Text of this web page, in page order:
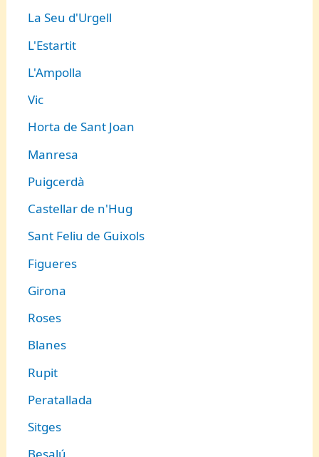
La Seu d'Urgell
L'Estartit
L'Ampolla
Vic
Horta de Sant Joan
Manresa
Puigcerdà
Castellar de n'Hug
Sant Feliu de Guixols
Figueres
Girona
Roses
Blanes
Rupit
Peratallada
Sitges